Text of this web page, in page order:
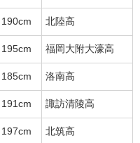
190cm 北陸高
195cm 福岡大附大濠高
185cm 洛南高
191cm 諏訪清陵高
197cm 北筑高